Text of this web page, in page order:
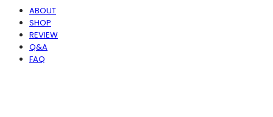
ABOUT
SHOP
REVIEW
Q&A
FAQ